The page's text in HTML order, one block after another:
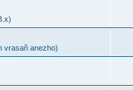
vrasañ anezho)